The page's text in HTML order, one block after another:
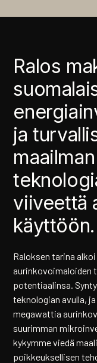
Ralos
ja
viiveettä
käyttöön.
Raloksen tarina
aurinkovoimaloiden
potentiaalinsa.
teknologian avulla,
megawattia
suurimman
kykymme viedä
poikkeuksellisen